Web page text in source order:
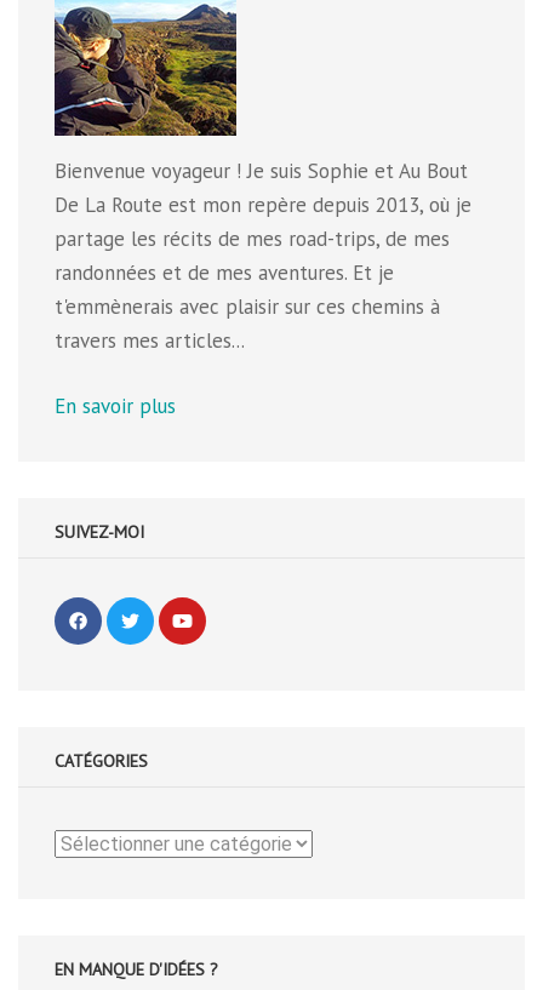
Bienvenue voyageur ! Je suis Sophie et Au Bout
De La Route est mon repère depuis 2013, où je
partage les récits de mes road-trips, de mes
randonnées et de mes aventures. Et je
t'emmènerais avec plaisir sur ces chemins à
travers mes articles...
En savoir plus
SUIVEZ-MOI
CATÉGORIES
Catégories
EN MANQUE D'IDÉES ?